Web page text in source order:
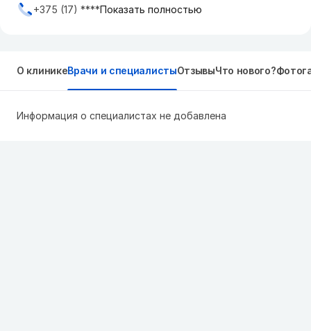
+375 (17) ****Показать полностью
О клиникеВрачи и специалистыОтзывыЧто нового?
Информация о специалистах не добавлена